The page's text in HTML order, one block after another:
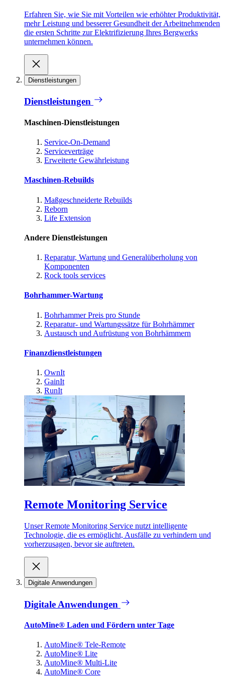
Erfahren Sie, wie Sie mit Vorteilen wie erhöhter Produktivität,
mehr Leistung und besserer Gesundheit der Arbeitnehmenden
die ersten Schritte zur Elektrifizierung Ihres Bergwerks
unternehmen können.
Dienstleistungen
Dienstleistungen
Maschinen-Dienstleistungen
Service-On-Demand
Serviceverträge
Erweiterte Gewährleistung
Maschinen-Rebuilds
Maßgeschneiderte Rebuilds
Reborn
Life Extension
Andere Dienstleistungen
Reparatur, Wartung und Generalüberholung von
Komponenten
Rock tools services
Bohrhammer-Wartung
Bohrhammer Preis pro Stunde
Reparatur- und Wartungssätze für Bohrhämmer
Austausch und Aufrüstung von Bohrhämmern
Finanzdienstleistungen
OwnIt
GainIt
RunIt
Remote Monitoring Service
Unser Remote Monitoring Service nutzt intelligente
Technologie, die es ermöglicht, Ausfälle zu verhindern und
vorherzusagen, bevor sie auftreten.
Digitale Anwendungen
Digitale Anwendungen
AutoMine® Laden und Fördern unter Tage
AutoMine® Tele-Remote
AutoMine® Lite
AutoMine® Multi-Lite
AutoMine® Core